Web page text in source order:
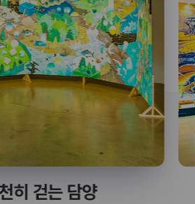
히 걷는 담양